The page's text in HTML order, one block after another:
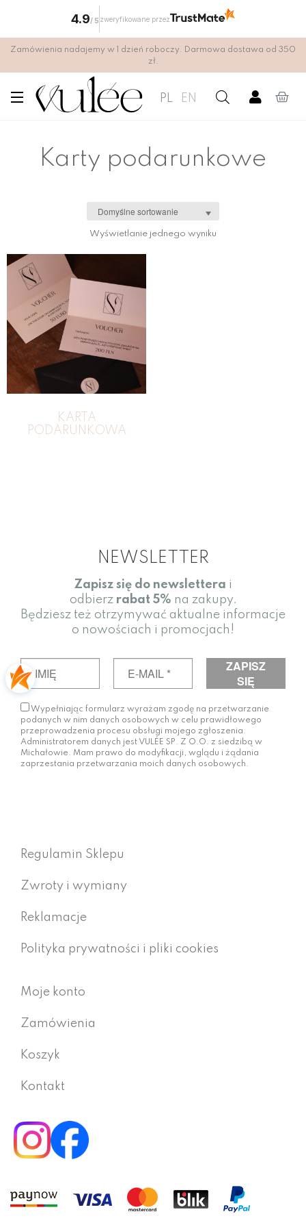
Zamówienia nadajemy w 1 dzień roboczy. Darmowa dostawa od 350
zł.
PL EN
Karty podarunkowe
Wyświetlanie jednego wyniku
KARTA
PODARUNKOWA
NEWSLETTER
Zapisz się do newslettera i
odbierz rabat 5% na zakupy.
Będziesz też otrzymywać aktualne informacje
o nowościach i promocjach!
Wypełniając formularz wyrażam zgodę na przetwarzanie
podanych w nim danych osobowych w celu prawidłowego
przeprowadzenia procesu obsługi mojego zgłoszenia.
Administratorem danych jest VULÉE SP. Z O.O. z siedzibą w
Michałowie. Mam prawo do modyfikacji, wglądu i żądania
zaprzestania przetwarzania moich danych osobowych.
Regulamin Sklepu
Zwroty i wymiany
Reklamacje
Polityka prywatności i pliki cookies
Moje konto
Zamówienia
Koszyk
Kontakt
4.9/ 5 zweryfikowane przez